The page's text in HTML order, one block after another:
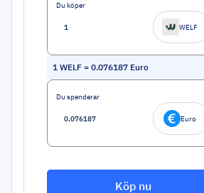
Du köper
WELF
1 WELF = 0.076187 Euro
Du spenderar
Euro
Köp nu